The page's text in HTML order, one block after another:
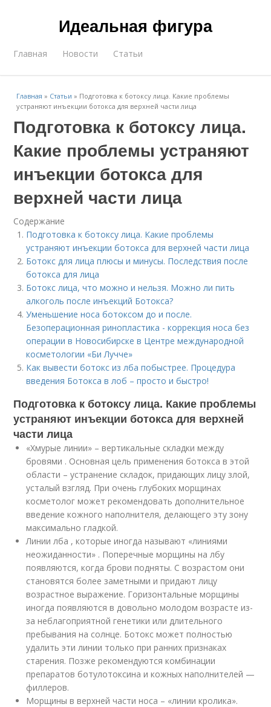
Идеальная фигура
Главная Новости Статьи
Главная » Статьи » Подготовка к ботоксу лица. Какие проблемы
устраняют инъекции ботокса для верхней части лица
Подготовка к ботоксу лица.
Какие проблемы устраняют
инъекции ботокса для
верхней части лица
Содержание
Подготовка к ботоксу лица. Какие проблемы
устраняют инъекции ботокса для верхней части лица
Ботокс для лица плюсы и минусы. Последствия после
ботокса для лица
Ботокс лица, что можно и нельзя. Можно ли пить
алкоголь после инъекций Ботокса?
Уменьшение носа ботоксом до и после.
Безоперационная ринопластика - коррекция носа без
операции в Новосибирске в Центре международной
косметологии «Би Лучче»
Как вывести ботокс из лба побыстрее. Процедура
введения Ботокса в лоб – просто и быстро!
Подготовка к ботоксу лица. Какие проблемы
устраняют инъекции ботокса для верхней
части лица
«Хмурые линии» – вертикальные складки между
бровями . Основная цель применения ботокса в этой
области – устранение складок, придающих лицу злой,
усталый взгляд. При очень глубоких морщинах
косметолог может рекомендовать дополнительное
введение кожного наполнителя, делающего эту зону
максимально гладкой.
Линии лба , которые иногда называют «линиями
неожиданности» . Поперечные морщины на лбу
появляются, когда брови подняты. С возрастом они
становятся более заметными и придают лицу
возрастное выражение. Горизонтальные морщины
иногда появляются в довольно молодом возрасте из-
за неблагоприятной генетики или длительного
пребывания на солнце. Ботокс может полностью
удалить эти линии только при ранних признаках
старения. Позже рекомендуются комбинации
препаратов ботулотоксина и кожных наполнителей —
филлеров.
Морщины в верхней части носа – «линии кролика».